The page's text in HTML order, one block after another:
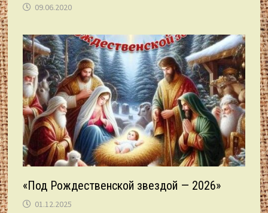
09.06.2020
«Под Рождественской звездой — 2026»
01.12.2025